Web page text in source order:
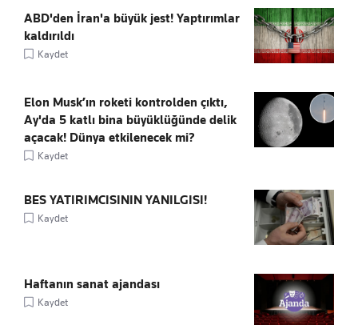
ABD'den İran'a büyük jest! Yaptırımlar
kaldırıldı
Kaydet
Elon Musk’ın roketi kontrolden çıktı,
Ay'da 5 katlı bina büyüklüğünde delik
açacak! Dünya etkilenecek mi?
Kaydet
BES YATIRIMCISININ YANILGISI!
Kaydet
Haftanın sanat ajandası
Kaydet